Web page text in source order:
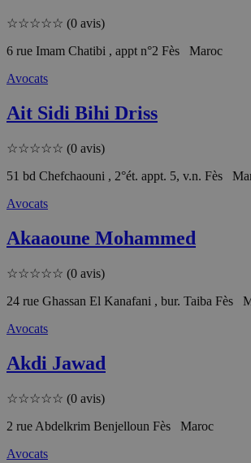
☆☆☆☆☆ (0 avis)
6 rue Imam Chatibi , appt n°2 Fès Maroc
Avocats
Ait Sidi Bihi Driss
☆☆☆☆☆ (0 avis)
51 bd Chefchaouni , 2°ét. appt. 5, v.n. Fès
Avocats
Akaaoune Mohammed
☆☆☆☆☆ (0 avis)
24 rue Ghassan El Kanafani , bur. Taiba Fès
Avocats
Akdi Jawad
☆☆☆☆☆ (0 avis)
2 rue Abdelkrim Benjelloun Fès Maroc
Avocats